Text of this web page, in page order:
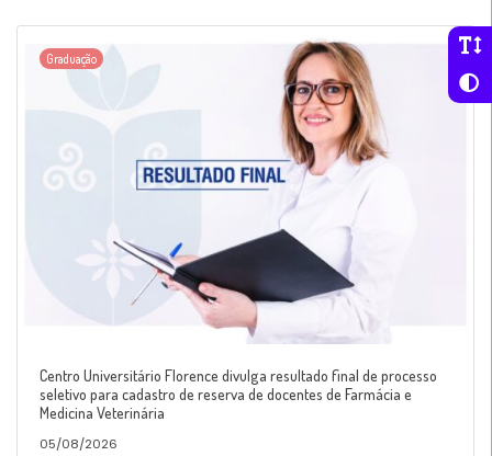
Graduação
Centro Universitário Florence divulga resultado final de processo
seletivo para cadastro de reserva de docentes de Farmácia e
Medicina Veterinária
05/08/2026